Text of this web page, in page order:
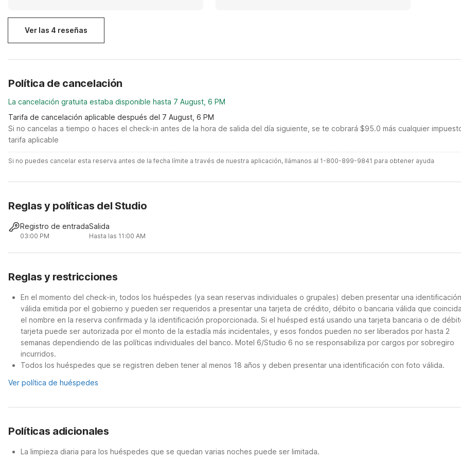
Ver las 4 reseñas
Política de cancelación
La cancelación gratuita estaba disponible hasta 7 August, 6 PM
Tarifa de cancelación aplicable después del 7 August, 6 PM
Si no cancelas a tiempo o haces el check-in antes de la hora de salida del día siguiente, se te cobrará $95.0 más cualquier
tarifa aplicable
Si no puedes cancelar esta reserva antes de la fecha límite a través de nuestra aplicación, llámanos al 1-800-899-9841 para obtener ayuda
Reglas y políticas del Studio
Registro de entrada
03:00 PM
Salida
Hasta las 11:00 AM
Reglas y restricciones
En el momento del check-in, todos los huéspedes (ya sean reservas individuales o grupales) deben presentar una identificación
válida emitida por el gobierno y pueden ser requeridos a presentar una tarjeta de crédito, débito o bancaria válida que
el nombre en la reserva confirmada y la identificación proporcionada. Si el huésped está usando una tarjeta bancaria o de
tarjeta puede ser autorizada por el monto de la estadía más incidentales, y esos fondos pueden no ser liberados por hasta 2
semanas dependiendo de las políticas individuales del banco. Motel 6/Studio 6 no se responsabiliza por cargos por sobregiro
incurridos.
Todos los huéspedes que se registren deben tener al menos 18 años y deben presentar una identificación con foto válida.
Ver política de huéspedes
Políticas adicionales
La limpieza diaria para los huéspedes que se quedan varias noches puede ser limitada.